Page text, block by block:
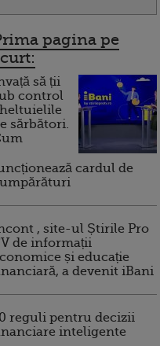
pagina pe
să ții
control
sărbători.
cardul de
, site-ul Știrile Pro
de informații
și educație
a devenit iBani
reguli pentru decizii
inteligente